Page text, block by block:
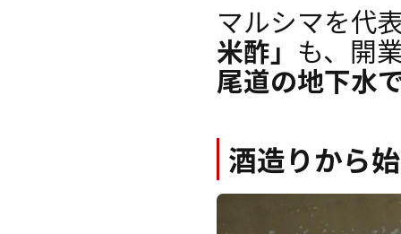
マルシマを代
米酢」 も、開
尾道の地下水
酒造りから